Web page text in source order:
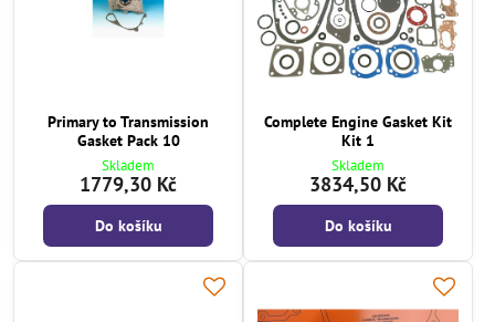
Primary to Transmission
Gasket Pack 10
Skladem
1779,30 Kč
Do košíku
Complete Engine Gasket Kit
Kit 1
Skladem
3834,50 Kč
Do košíku